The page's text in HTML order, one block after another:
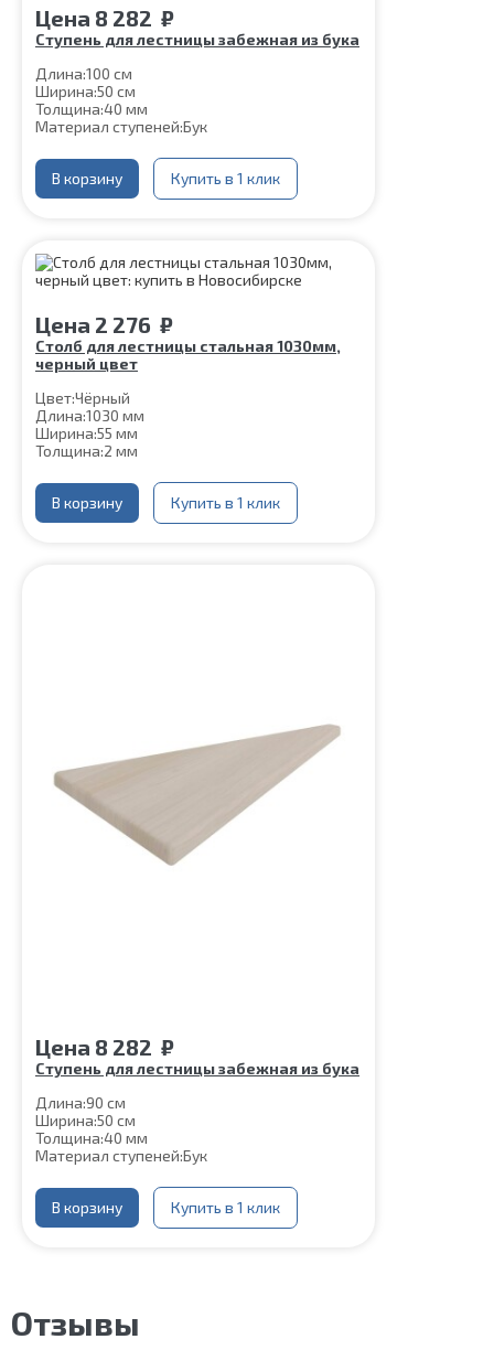
Цена 8 282 ₽
Ступень для лестницы забежная из бука
Длина:100 см
Ширина:50 см
Толщина:40 мм
Материал ступеней:Бук
В корзину Купить в 1 клик
Цена 2 276 ₽
Столб для лестницы стальная 1030мм,
черный цвет
Цвет:Чёрный
Длина:1030 мм
Ширина:55 мм
Толщина:2 мм
В корзину Купить в 1 клик
Цена 8 282 ₽
Ступень для лестницы забежная из бука
Длина:90 см
Ширина:50 см
Толщина:40 мм
Материал ступеней:Бук
В корзину Купить в 1 клик
Отзывы